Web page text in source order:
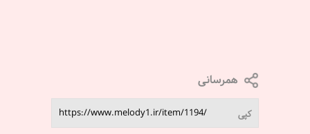
همرسانی
کپی